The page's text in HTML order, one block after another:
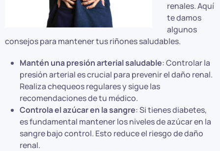
renales. Aquí
te damos
algunos
consejos para mantener tus riñones saludables.
Mantén una presión arterial saludable: Controlar la
presión arterial es crucial para prevenir el daño renal.
Realiza chequeos regulares y sigue las
recomendaciones de tu médico.
Controla el azúcar en la sangre: Si tienes diabetes,
es fundamental mantener los niveles de azúcar en la
sangre bajo control. Esto reduce el riesgo de daño
renal.